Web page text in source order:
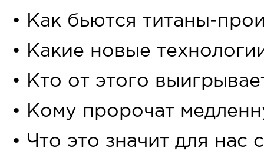
• Как бьются титаны-
• Какие новые
• Кто от этого
• Кому пророчат
• Что это значит для нас